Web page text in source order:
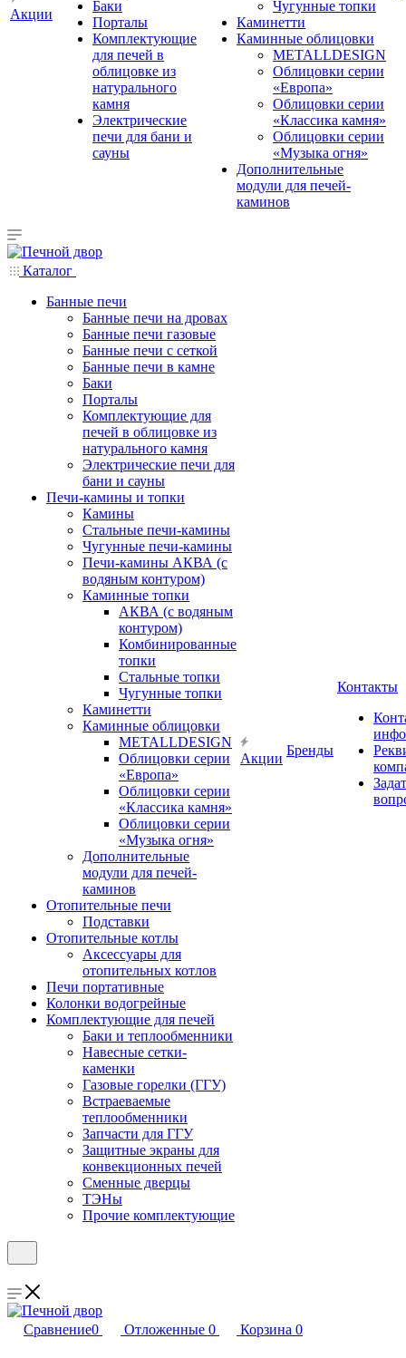
Акции
Баки
Порталы
Комплектующие
для печей в
облицовке из
натурального
камня
Электрические
печи для бани и
сауны
Чугунные топки
Каминетти
Каминные облицовки
METALLDESIGN
Облицовки серии
«Европа»
Облицовки серии
«Классика камня»
Облицовки серии
«Музыка огня»
Дополнительные
модули для печей-
каминов
Каталог
Банные печи
Банные печи на дровах
Банные печи газовые
Банные печи с сеткой
Банные печи в камне
Баки
Порталы
Комплектующие для
печей в облицовке из
натурального камня
Электрические печи для
бани и сауны
Печи-камины и топки
Камины
Стальные печи-камины
Чугунные печи-камины
Печи-камины АКВА (с
водяным контуром)
Каминные топки
АКВА (с водяным
контуром)
Комбинированные
топки
Стальные топки
Чугунные топки
Каминетти
Каминные облицовки
METALLDESIGN
Облицовки серии
«Европа»
Облицовки серии
«Классика камня»
Облицовки серии
«Музыка огня»
Дополнительные
модули для печей-
каминов
Отопительные печи
Подставки
Отопительные котлы
Аксессуары для
отопительных котлов
Печи портативные
Колонки водогрейные
Комплектующие для печей
Баки и теплообменники
Навесные сетки-
каменки
Газовые горелки (ГГУ)
Встраеваемые
теплообменники
Запчасти для ГГУ
Защитные экраны для
конвекционных печей
Сменные дверцы
ТЭНы
Прочие комплектующие
Акции
Бренды
Контакты
Сравнение0 Отложенные 0 Корзина 0